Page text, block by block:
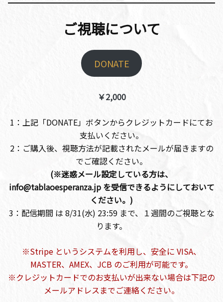
ご視聴について
DONATE
￥2,000
1：上記「DONATE」ボタンからクレジットカードにてお
支払いください。
2：ご購入後、視聴方法が記載されたメールが届きますの
でご確認ください。
(※迷惑メール設定している方は、
info@tablaoesperanza.jp を受信できるようにしておいて
ください。)
3：配信期間 は 8/31(水) 23:59 まで、１週間のご視聴とな
ります。
※Stripe というシステムを利用し、安全に VISA、
MASTER、AMEX、JCB のご利用が可能です。
※クレジットカードでのお支払いが出来ない場合は下記の
メールアドレスまでご連絡ください。